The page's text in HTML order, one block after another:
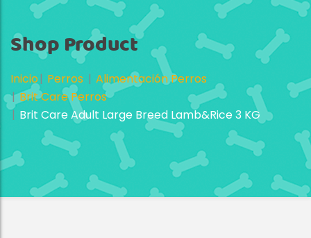
Shop Product
Inicio Perros
Alimentación Perros
Brit Care Perros
Brit Care Adult Large Breed Lamb&Rice 3 KG